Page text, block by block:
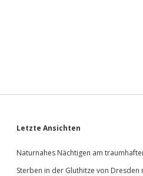
Sidebar
Letzte Ansichten
Naturnahes Nächtigen am
Sterben in der Gluthitze von Dresden